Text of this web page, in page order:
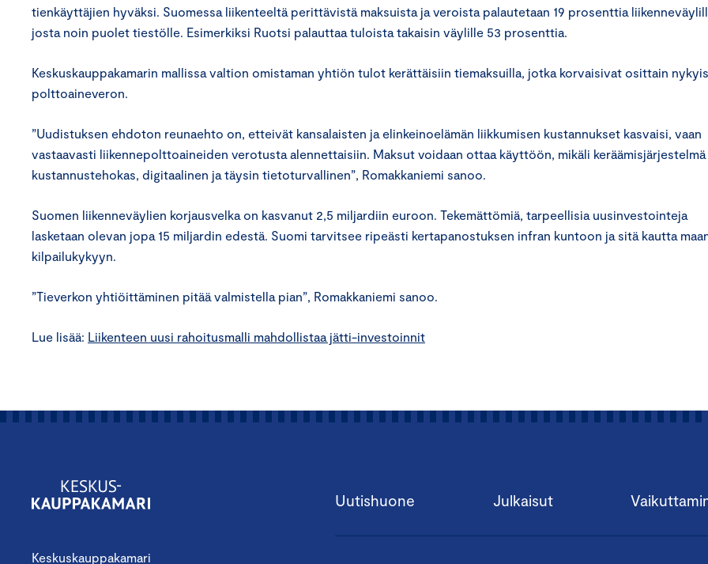
tienkäyttäjien hyväksi. Suomessa liikenteeltä perittävistä maksuista ja veroista palautetaan 19 prosenttia
josta noin puolet tiestölle. Esimerkiksi Ruotsi palauttaa tuloista takaisin väylille 53 prosenttia.
Keskuskauppakamarin mallissa valtion omistaman yhtiön tulot kerättäisiin tiemaksuilla, jotka korvaisivat osittain
polttoaineveron.
”Uudistuksen ehdoton reunaehto on, etteivät kansalaisten ja elinkeinoelämän liikkumisen kustannukset kasvaisi, vaan
vastaavasti liikennepolttoaineiden verotusta alennettaisiin. Maksut voidaan ottaa käyttöön, mikäli
kustannustehokas, digitaalinen ja täysin tietoturvallinen”, Romakkaniemi sanoo.
Suomen liikenneväylien korjausvelka on kasvanut 2,5 miljardiin euroon. Tekemättömiä, tarpeellisia uusinvestointeja
lasketaan olevan jopa 15 miljardin edestä. Suomi tarvitsee ripeästi kertapanostuksen infran kuntoon ja sitä kautta
kilpailukykyyn.
”Tieverkon yhtiöittäminen pitää valmistella pian”, Romakkaniemi sanoo.
Lue lisää: Liikenteen uusi rahoitusmalli mahdollistaa jätti-investoinnit
Keskuskauppakamari
Uutishuone Julkaisut